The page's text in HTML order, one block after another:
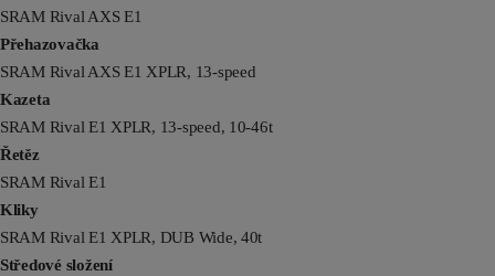
SRAM Rival AXS E1
Přehazovačka
SRAM Rival AXS E1 XPLR, 13-speed
Kazeta
SRAM Rival E1 XPLR, 13-speed, 10-46t
Řetěz
SRAM Rival E1
Kliky
SRAM Rival E1 XPLR, DUB Wide, 40t
Středové složení